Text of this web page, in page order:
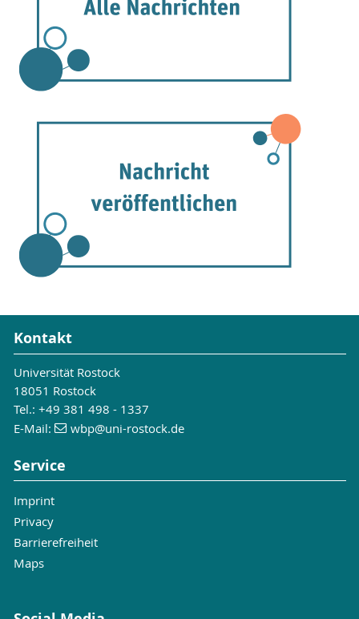
Kontakt
Universität Rostock
18051 Rostock
Tel.: +49 381 498 - 1337
E-Mail:
wbp@uni-rostock.de
Service
Imprint
Privacy
Barrierefreiheit
Maps